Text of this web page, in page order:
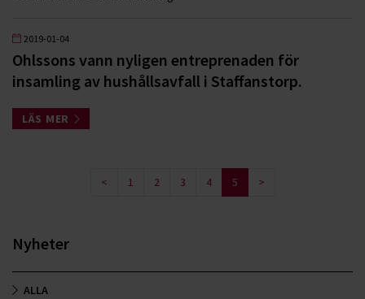
2019-01-04
Ohlssons vann nyligen entreprenaden för
insamling av hushållsavfall i Staffanstorp.
LÄS MER
< 1 2 3 4 5 >
Nyheter
ALLA